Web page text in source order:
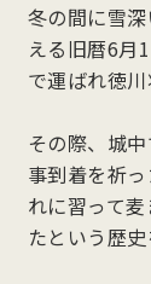
冬の間に雪
える旧暦6月
で運ばれ徳
その際、城
事到着を祈
れに習って
たという歴史